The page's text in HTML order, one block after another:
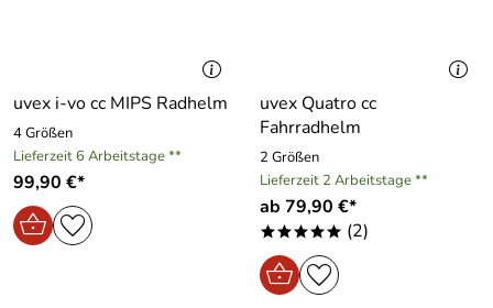
uvex i-vo cc MIPS Radhelm
4 Größen
Lieferzeit 6 Arbeitstage **
99,90 €*
uvex Quatro cc
Fahrradhelm
2 Größen
Lieferzeit 2 Arbeitstage **
ab 79,90 €*
***** (2)